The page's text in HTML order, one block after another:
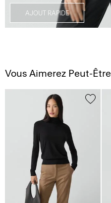
AJOUT RAPIDE
Vous Aimerez Peut-